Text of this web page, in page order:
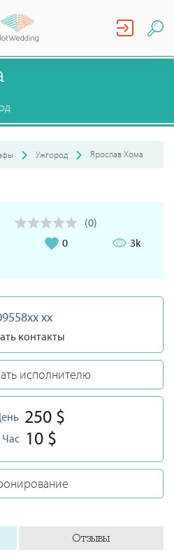
Ужгород Ярослав Хома
(0)
0 3k
xx
контакты
исполнителю
250 $
Час 10 $
Отзывы